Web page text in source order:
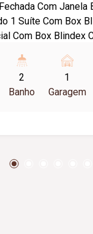
Com Janela
1
Com Box Blindex
2
Banho
1
Garagem